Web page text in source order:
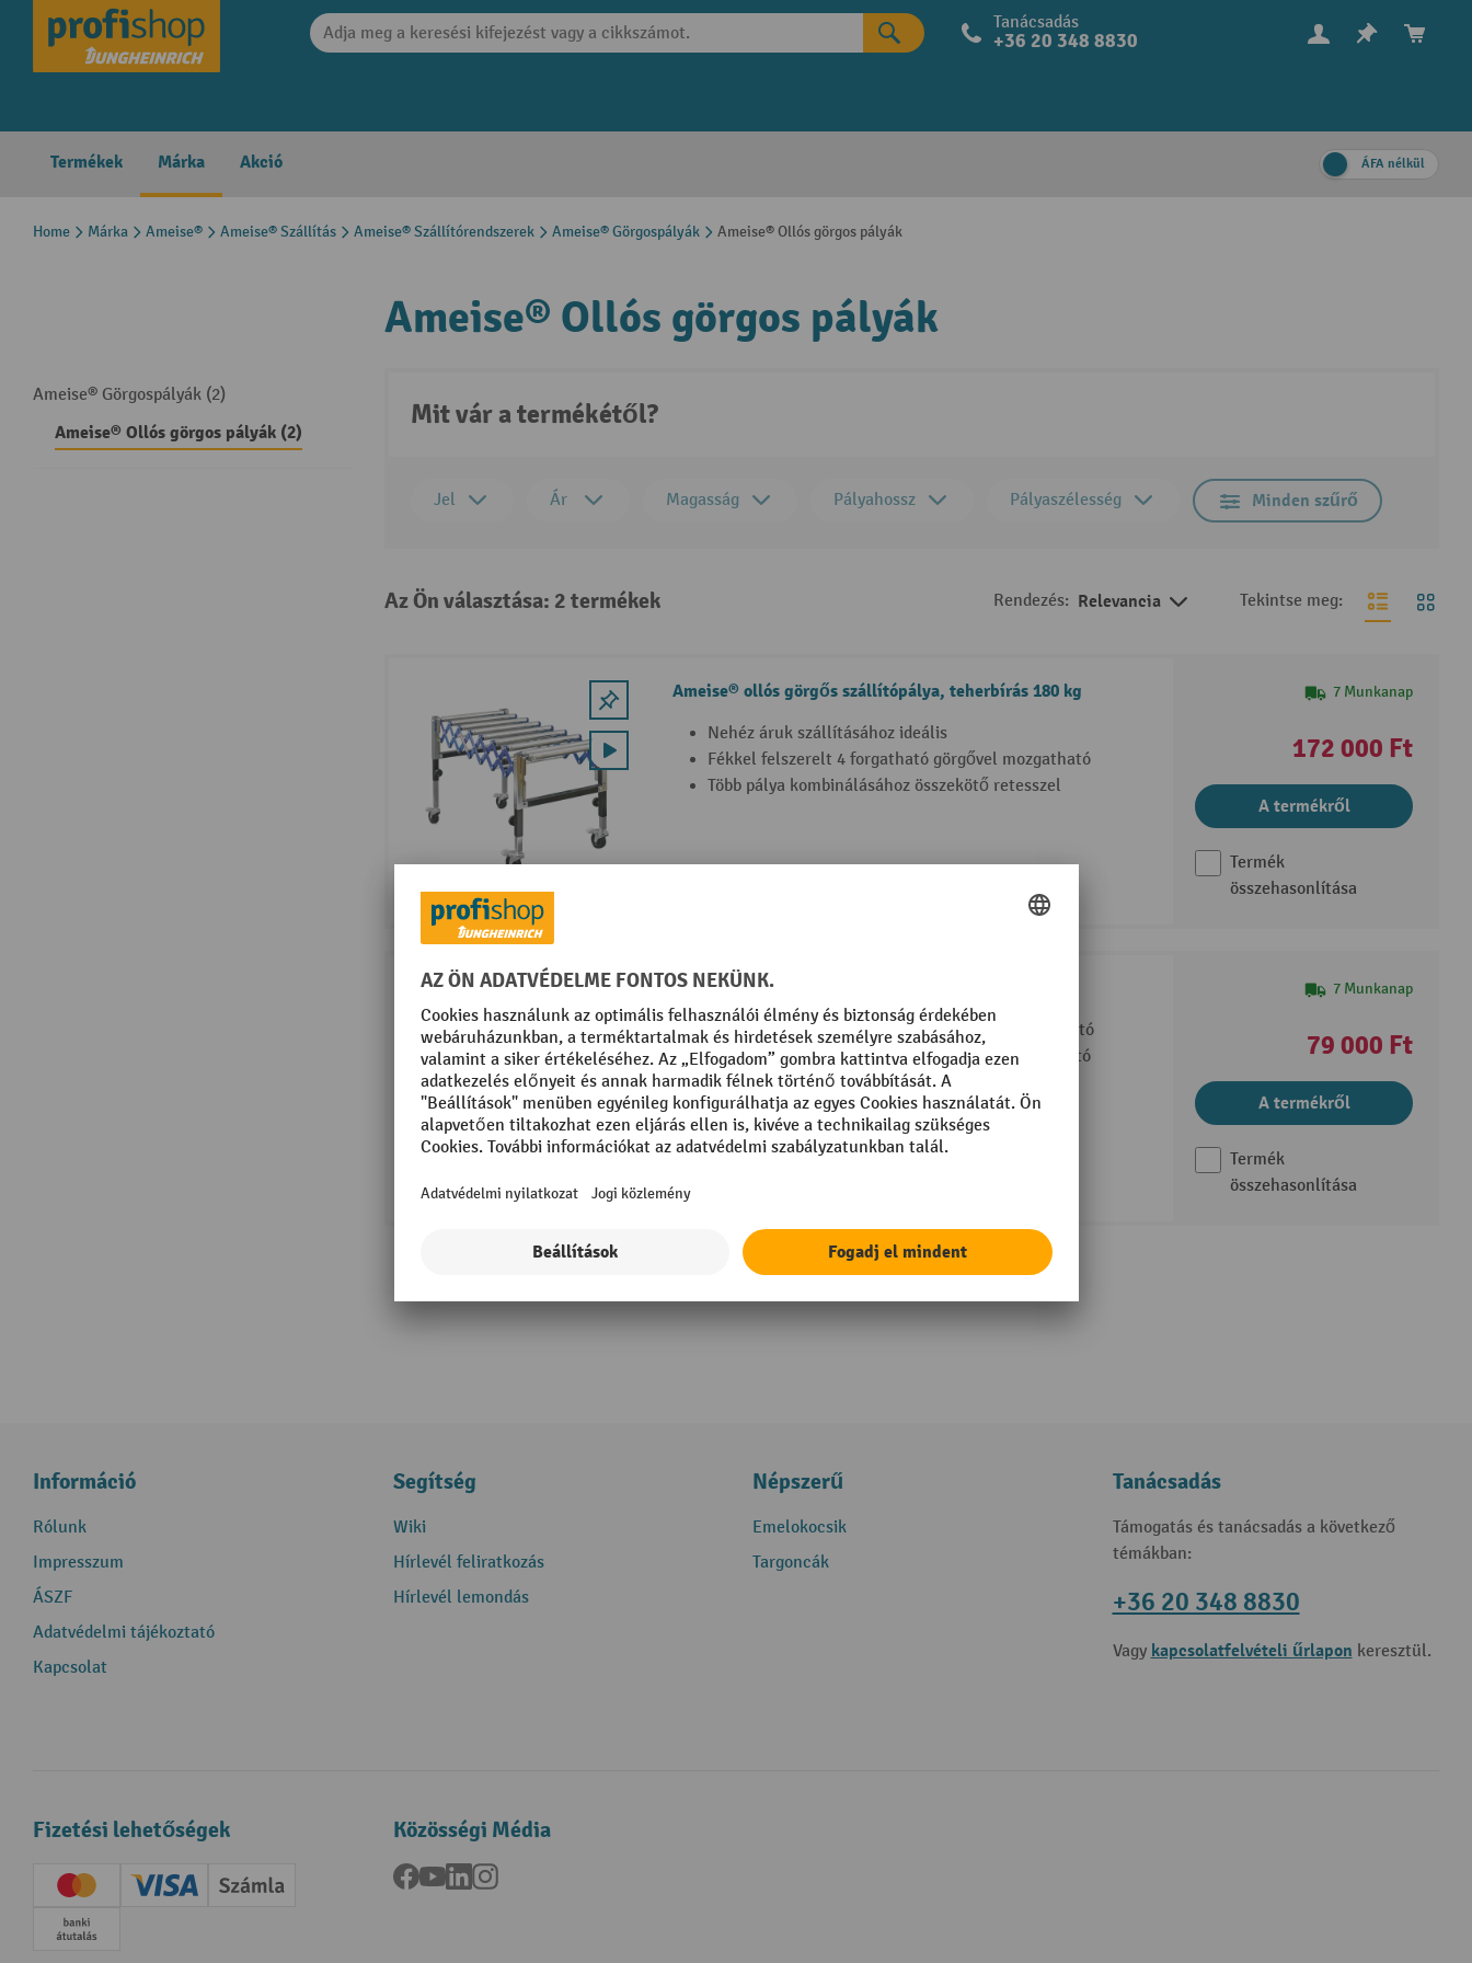
Skip to main navigation Tanácsadás
+36 20 348 8830
Termékek Márka Akció ÁFA nélkül
Home Márka Ameise® Ameise® Szállítás Ameise® Szállítórendszerek Ameise® Görgospályák Ameise® Ollós görgos pályák
Ameise® Görgospályák (2)
Ameise® Ollós görgos pályák (2)
Ameise® Ollós görgos pályák
Mit vár a termékétől?
Jel Ár Magasság Pályahossz Pályaszélesség Minden szűrő
Az Ön választása: 2 termékek Rendezés: Relevancia Tekintse meg:
Ameise® ollós görgős szállítópálya, teherbírás 180 kg
Nehéz áruk szállításához ideális
Fékkel felszerelt 4 forgatható görgővel mozgatható
Több pálya kombinálásához összekötő retesszel
7 Munkanap
172 000 Ft
A termékről
Termék
összehasonlítása
Ameise® ollós görgős szállítópálya
Könnyű, kompakt és különféle kivitelekben kapható
Fékkel felszerelt 4 forgatható görgővel mozgatható
Több pálya kombinálásához összekötő retesszel
2 Változatok
7 Munkanap
79 000 Ft
A termékről
Termék
összehasonlítása
Információ
Rólunk
Impresszum
ÁSZF
Adatvédelmi tájékoztató
Kapcsolat
Segítség
Wiki
Hírlevél feliratkozás
Hírlevél lemondás
Népszerű
Emelokocsik
Targoncák
Tanácsadás
Támogatás és tanácsadás a következő
témákban:
+36 20 348 8830
Vagy kapcsolatfelvételi űrlapon keresztül.
Fizetési lehetőségek
Creditcard (Master)Creditcard (Visa)
Számla
Előrefizetés
Közösségi Média
Facebook
YouTubeLinkedInInstagram